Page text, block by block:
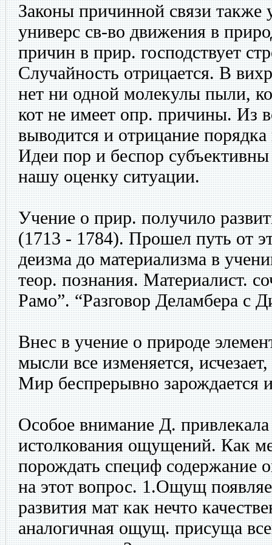
Законы причинной связи также
универс св-во движения в
причин в прир. господствует
Случайность отрицается. В
нет ни одной молекулы пыли,
кот не имеет опр. причины. Из
выводится и отрицание
Идеи пор и беспор
нашу оценку ситуации.
Учение о прир. получило
(1713 - 1784). Прошел путь от
деизма до материализма в
теор. познания. Материалист.
Рамо”. “Разговор Деламбера с
Внес в учение о природе
мысли все изменяется,
Мир беспрерывно зарождается
Особое внимание Д.
истолкования ощущений. Как
порождать специф содержание
на этот вопрос. 1.Ощущ
развития мат как нечто
аналогичная ощущ. присуща